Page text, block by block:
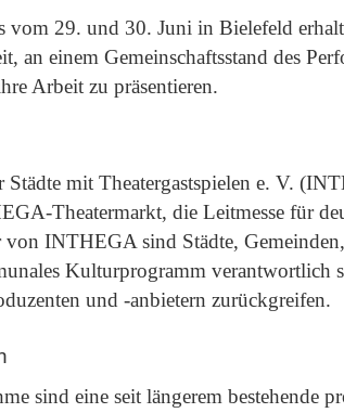
29. und 30. Juni in Bielefeld
an einem Gemeinschaftsstand des
Arbeit zu präsentieren.
Städte mit Theatergastspielen e. V.
Theatermarkt, die Leitmesse für
INTHEGA sind Städte,
Kulturprogramm verantwortlich
und -anbietern zurückgreifen.
sind eine seit längerem bestehende